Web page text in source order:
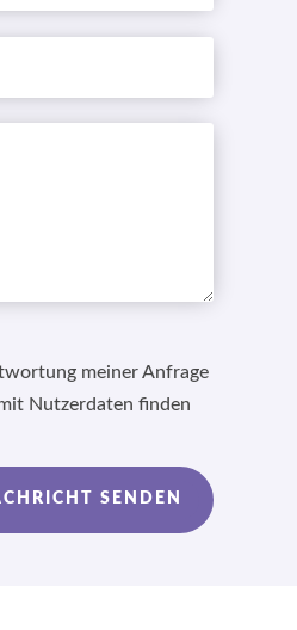
meiner Anfrage
Nutzerdaten finden
SENDEN